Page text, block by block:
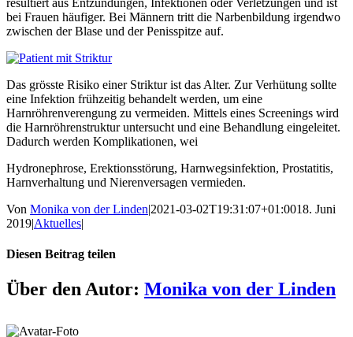
resultiert aus Entzündungen, Infektionen oder Verletzungen und ist
bei Frauen häufiger. Bei Männern tritt die Narbenbildung irgendwo
zwischen der Blase und der Penisspitze auf.
Das grösste Risiko einer Striktur ist das Alter. Zur Verhütung sollte
eine Infektion frühzeitig behandelt werden, um eine
Harnröhrenverengung zu vermeiden. Mittels eines Screenings wird
die Harnröhrenstruktur untersucht und eine Behandlung eingeleitet.
Dadurch werden Komplikationen, wei
Hydronephrose, Erektionsstörung, Harnwegsinfektion, Prostatitis,
Harnverhaltung und Nierenversagen vermieden.
Von Monika von der Linden|2021-03-02T19:31:07+01:0018. Juni
2019|Aktuelles|
Diesen Beitrag teilen
Facebook
X
LinkedIn
WhatsApp
Telegram
Xing
E-
Mail
Über den Autor: Monika von der Linden